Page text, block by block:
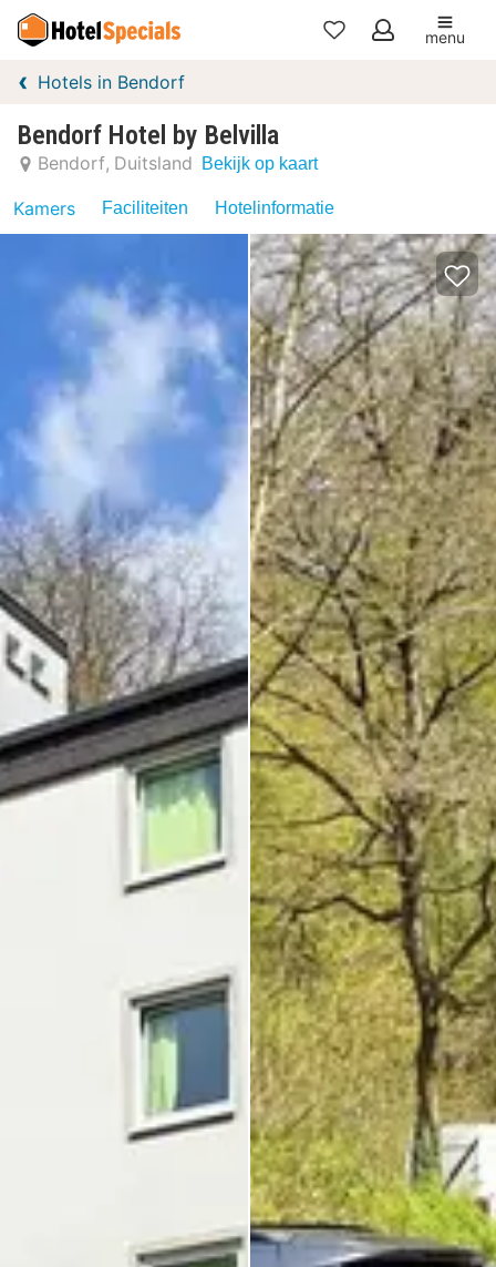
Mijn
menu
Hotels in Bendorf
Bendorf Hotel by Belvilla
Bendorf Duitsland Bekijk op kaart
Kamers Faciliteiten Hotelinformatie